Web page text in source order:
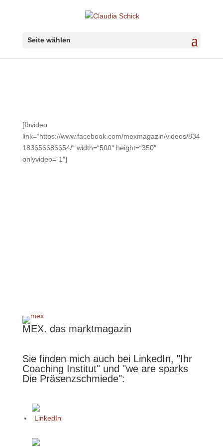
Seite wählen
[fbvideo
link=“https://www.facebook.com/mexmagazin/videos/834
183656686654/“ width=“500″ height=“350″
onlyvideo=“1″]
MEX. das marktmagazin
Sie finden mich auch bei LinkedIn, "Ihr
Coaching Institut" und "we are sparks
Die Präsenzschmiede":